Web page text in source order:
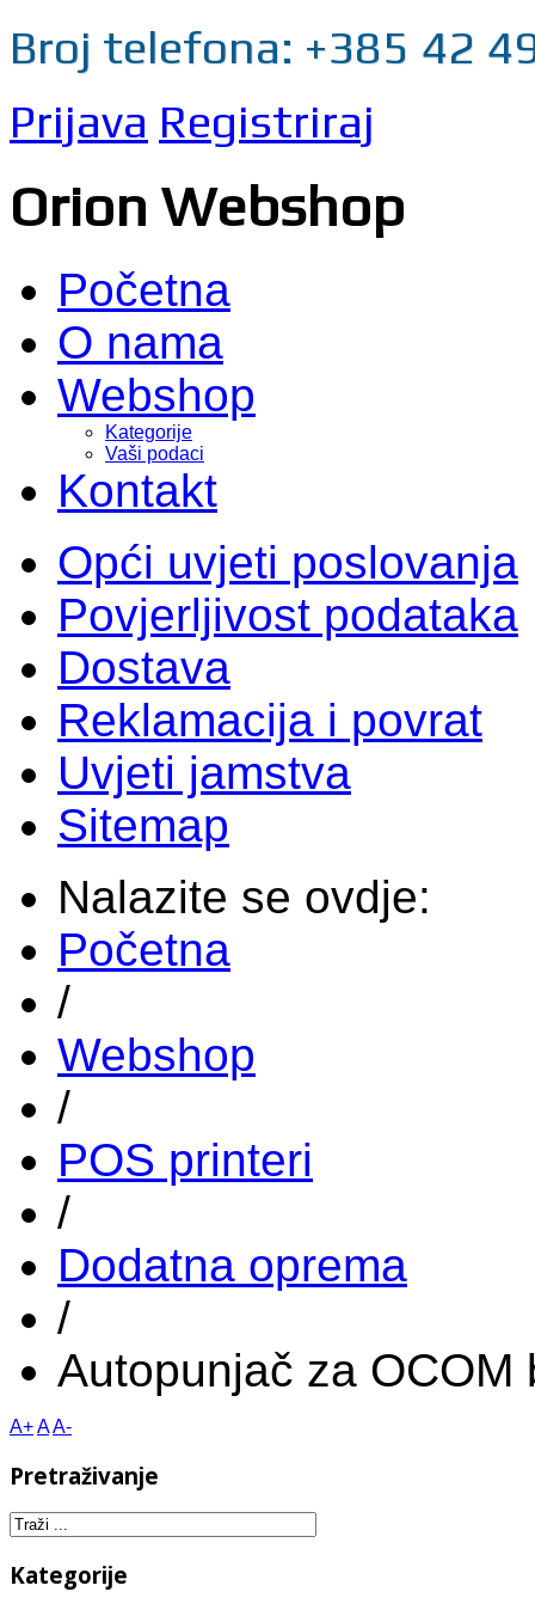
Broj telefona: +385 42
Prijava Registriraj
Orion Webshop
Početna
O nama
Webshop
Kategorije
Vaši podaci
Kontakt
Opći uvjeti poslovanja
Povjerljivost podataka
Dostava
Reklamacija i povrat
Uvjeti jamstva
Sitemap
Nalazite se ovdje:
Početna
/
Webshop
/
POS printeri
/
Dodatna oprema
/
Autopunjač za OCOM
A+AA-
Pretraživanje
Kategorije